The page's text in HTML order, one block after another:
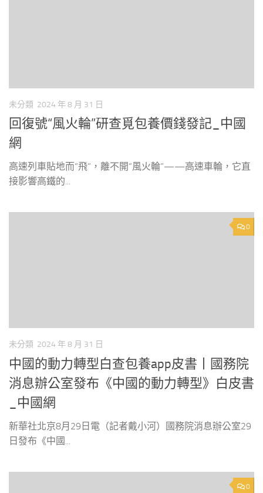
未分類 2024 年 8 月 31 日
回復號“風火輪”研查覓包養價錢發記_中國
網
高速列車貼地而“飛”，離不開“風火輪”——高速車輪，它直
接影響高鐵的...
0
未分類 2024 年 8 月 31 日
中國的動力轉型白查包養app皮書丨國務院
消息辦公室發布《中國的動力轉型》白皮書
_中國網
新華社北京8月29日電（記者戴小河）國務院消息辦公室29
日發布《中國...
0